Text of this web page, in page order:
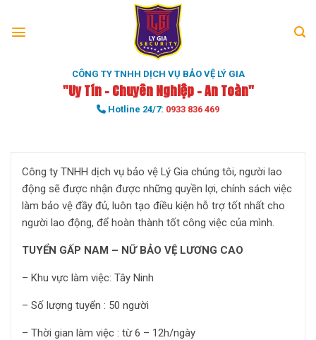
CÔNG TY TNHH DỊCH VỤ BẢO VỆ LÝ GIA
"Uy Tín - Chuyên Nghiệp - An Toàn"
Hotline 24/7: 0933 836 469
Công ty TNHH dịch vụ bảo vệ Lý Gia chúng tôi, người lao
động sẽ được nhận được những quyền lợi, chính sách việc
làm bảo vệ đầy đủ, luôn tạo điều kiện hỗ trợ tốt nhất cho
người lao động, để hoàn thành tốt công việc của mình.
TUYỂN GẤP NAM – NỮ BẢO VỆ LƯƠNG CAO
– Khu vực làm việc: Tây Ninh
– Số lượng tuyển : 50 người
– Thời gian làm việc : từ 6 – 12h/ngày